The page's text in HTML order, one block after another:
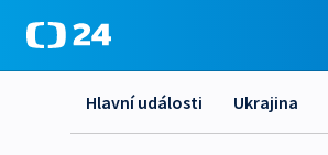
Hlavní události Ukrajina